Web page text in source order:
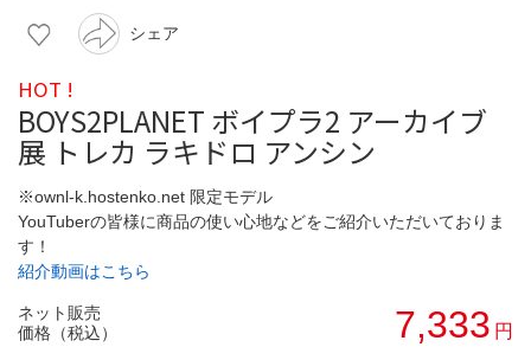
シェア
HOT !
BOYS2PLANET ボイプラ2 アーカイブ
展 トレカ ラキドロ アンシン
※ownl-k.hostenko.net 限定モデル
YouTuberの皆様に商品の使い心地などをご紹介いただいておりま
す！
紹介動画はこちら
ネット販売
価格（税込）
7,333 円